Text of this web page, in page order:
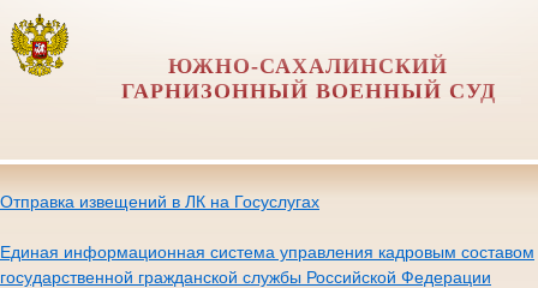
ЮЖНО-САХАЛИНСКИЙ
ГАРНИЗОННЫЙ ВОЕННЫЙ СУД
Отправка извещений в ЛК на Госуслугах
Единая информационная система управления кадровым составом
государственной гражданской службы Российской Федерации